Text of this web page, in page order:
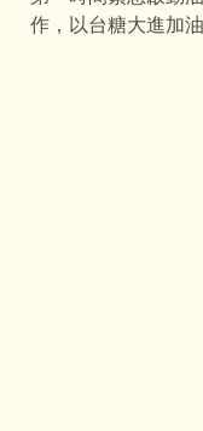
作，以台糖大進加